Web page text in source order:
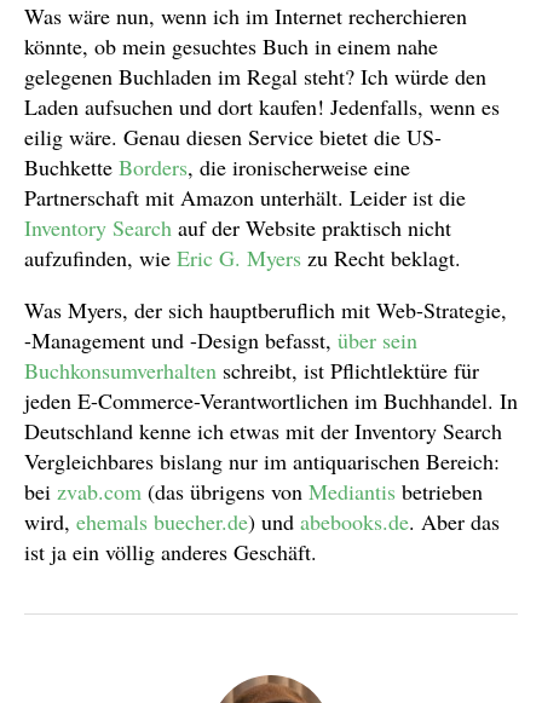
Was wäre nun, wenn ich im Internet recherchieren
könnte, ob mein gesuchtes Buch in einem nahe
gelegenen Buchladen im Regal steht? Ich würde den
Laden aufsuchen und dort kaufen! Jedenfalls, wenn es
eilig wäre. Genau diesen Service bietet die US-
Buchkette Borders, die ironischerweise eine
Partnerschaft mit Amazon unterhält. Leider ist die
Inventory Search auf der Website praktisch nicht
aufzufinden, wie Eric G. Myers zu Recht beklagt.
Was Myers, der sich hauptberuflich mit Web-Strategie,
-Management und -Design befasst, über sein
Buchkonsumverhalten schreibt, ist Pflichtlektüre für
jeden E-Commerce-Verantwortlichen im Buchhandel. In
Deutschland kenne ich etwas mit der Inventory Search
Vergleichbares bislang nur im antiquarischen Bereich:
bei zvab.com (das übrigens von Mediantis betrieben
wird, ehemals buecher.de) und abebooks.de. Aber das
ist ja ein völlig anderes Geschäft.